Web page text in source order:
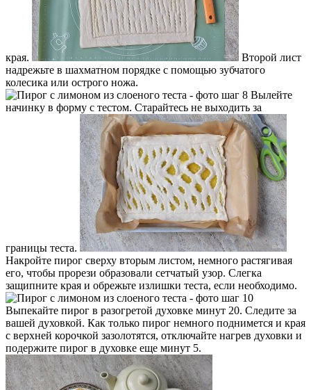
края.
Второй лист
надрежьте в шахматном порядке с помощью зубчатого
колесика или острого ножа.
Вылейте
начинку в форму с тестом. Старайтесь не выходить за
границы теста.
Накройте пирог сверху вторым листом, немного растягивая
его, чтобы прорези образовали сетчатый узор. Слегка
защипните края и обрежьте излишки теста, если необходимо.
Выпекайте пирог в разогретой духовке минут 20. Следите за
вашей духовкой. Как только пирог немного поднимется и края
с верхней корочкой зазолотятся, отключайте нагрев духовки и
подержите пирог в духовке еще минут 5.